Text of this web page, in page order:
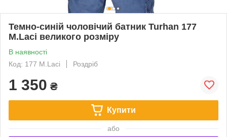
Темно-синій чоловічий батник Turhan 177
M.Laci великого розміру
В наявності
Код: 177 M.Laci
Роздріб
1 350 ₴
Купити
або